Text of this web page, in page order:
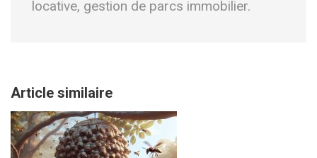
locative, gestion de parcs immobilier.
Article similaire